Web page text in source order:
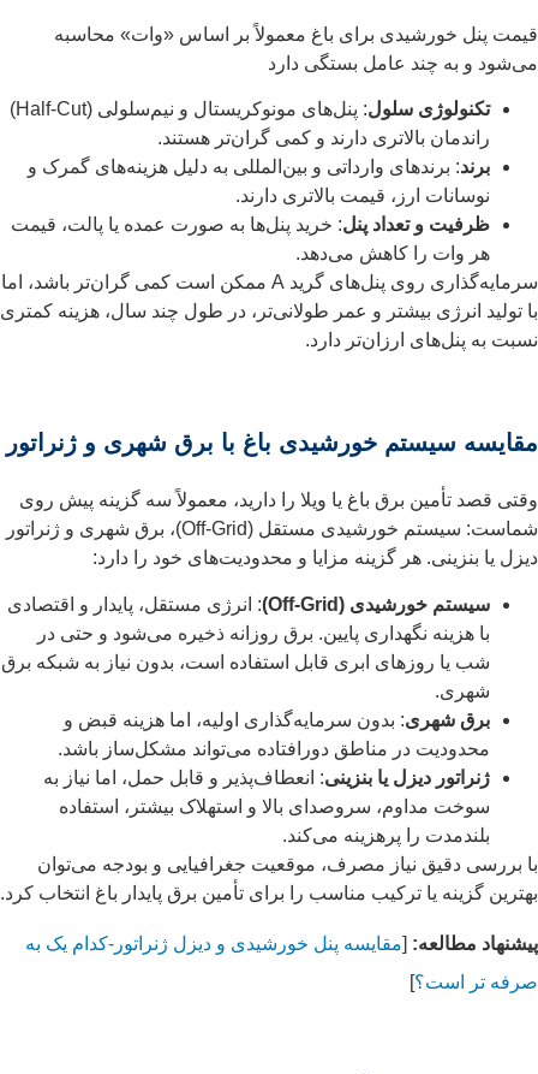
قیمت پنل خورشیدی برای باغ معمولاً بر اساس «وات» محاسبه
می‌شود و به چند عامل بستگی دارد
تکنولوژی سلول
: پنل‌های مونوکریستال و نیم‌سلولی (Half-Cut)
راندمان بالاتری دارند و کمی گران‌تر هستند.
برند: برندهای وارداتی و بین‌المللی به دلیل هزینه‌های گمرک و
نوسانات ارز، قیمت بالاتری دارند.
ظرفیت و تعداد پنل: خرید پنل‌ها به صورت عمده یا پالت، قیمت
هر وات را کاهش می‌دهد.
سرمایه‌گذاری روی پنل‌های گرید A ممکن است کمی گران‌تر باشد، اما
با تولید انرژی بیشتر و عمر طولانی‌تر، در طول چند سال، هزینه کمتری
نسبت به پنل‌های ارزان‌تر دارد.
مقایسه سیستم خورشیدی باغ با برق شهری و ژنراتور
وقتی قصد تأمین برق باغ یا ویلا را دارید، معمولاً سه گزینه پیش روی
شماست: سیستم خورشیدی مستقل (Off-Grid)، برق شهری و ژنراتور
دیزل یا بنزینی. هر گزینه مزایا و محدودیت‌های خود را دارد:
سیستم خورشیدی (Off-Grid)
: انرژی مستقل، پایدار و اقتصادی
با هزینه نگهداری پایین. برق روزانه ذخیره می‌شود و حتی در
شب یا روزهای ابری قابل استفاده است، بدون نیاز به شبکه برق
شهری.
برق شهری: بدون سرمایه‌گذاری اولیه، اما هزینه قبض و
محدودیت در مناطق دورافتاده می‌تواند مشکل‌ساز باشد.
ژنراتور دیزل یا بنزینی: انعطاف‌پذیر و قابل حمل، اما نیاز به
سوخت مداوم، سروصدای بالا و استهلاک بیشتر، استفاده
بلندمدت را پرهزینه می‌کند.
با بررسی دقیق نیاز مصرف، موقعیت جغرافیایی و بودجه می‌توان
بهترین گزینه یا ترکیب مناسب را برای تأمین برق پایدار باغ انتخاب کرد.
پیشنهاد مطالعه: [مقایسه پنل خورشیدی و دیزل ژنراتور-کدام یک به
صرفه تر است؟]